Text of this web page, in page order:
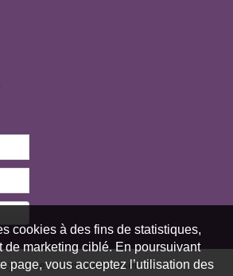
Tous droits réservés
cookies à des fins de statistiques,
de marketing ciblé. En poursuivant
page, vous acceptez l’utilisation des